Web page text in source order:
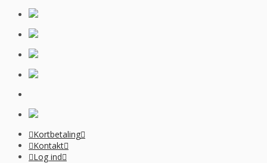
Kortbetaling
Kontakt
Log ind